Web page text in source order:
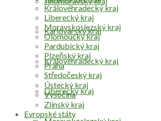
Karlovarský kraj
Královéhradecký kraj
Liberecký kraj
Královéhradecký kraj
Liberecký kraj
Moravskoslezský kraj
Olomoucký kraj
Pardubický kraj
Plzeňský kraj
Praha
Středočeský kraj
Ústecký kraj
Vysočina
Zlínský kraj
Evropské státy